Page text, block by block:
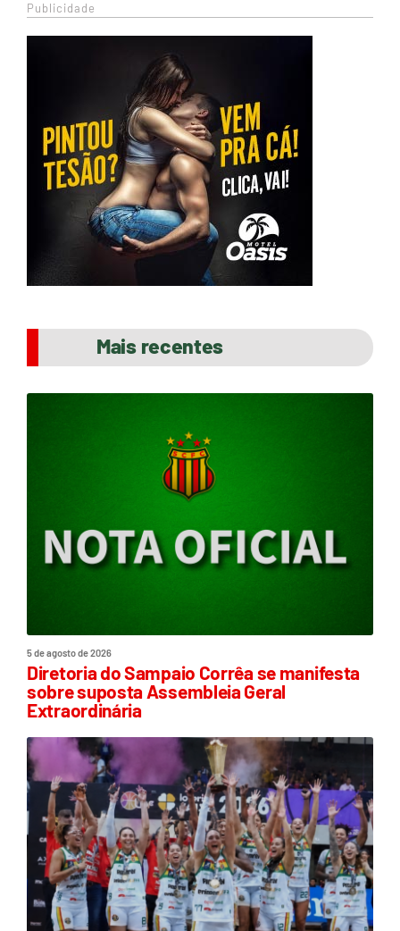
Publicidade
Mais recentes
5 de agosto de 2026
Diretoria do Sampaio Corrêa se manifesta
sobre suposta Assembleia Geral
Extraordinária